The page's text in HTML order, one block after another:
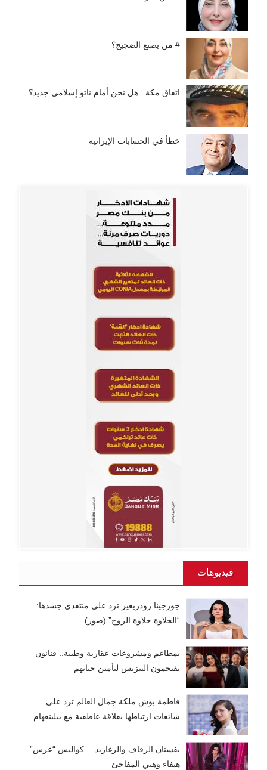
# من يصنع الضجيج؟
اتفاق مكة.. هل نحن أمام ناتو إسلامي جديد؟
خطأ في الحسابات الإيرانية
فيديوهات
جورجينا رودريغيز ترد على منتقدي جسدها:
“الحلاوة حلاوة الروح” (صور)
بمطاعم ومشروعات عقارية وطبية.. فنانون
يقتحمون البيزنس لتأمين حياتهم
فاطمة بوش ملكة جمال العالم ترد على
شائعات ارتباطها بعلاقة عاطفية مع بيلينغهام
بفستان الزفاف والزغاريد… كواليس “عرس”
هيفاء وهبي المفاجئ